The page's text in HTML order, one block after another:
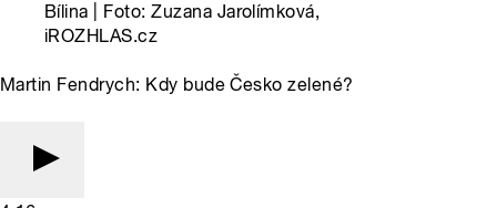
Bílina | Foto: Zuzana Jarolímková,
iROZHLAS.cz
Martin Fendrych: Kdy bude Česko zelené?